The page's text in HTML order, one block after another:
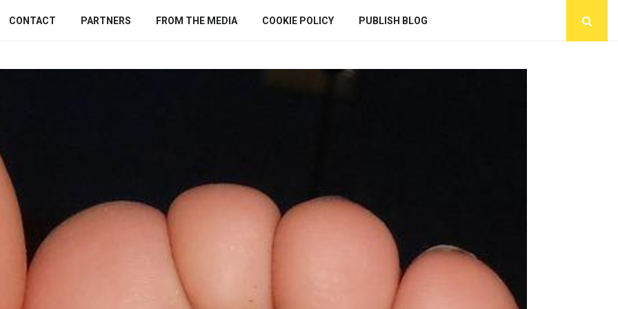
CONTACT PARTNERS FROM THE MEDIA COOKIE POLICY PUBLISH BLOG